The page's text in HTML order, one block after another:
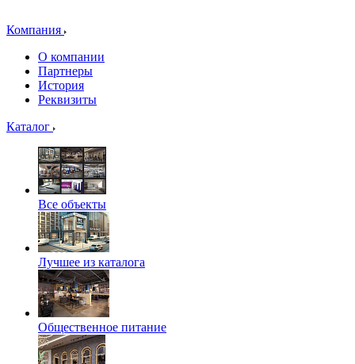
Компания
О компании
Партнеры
История
Реквизиты
Каталог
Все объекты
Лучшее из каталога
Общественное питание